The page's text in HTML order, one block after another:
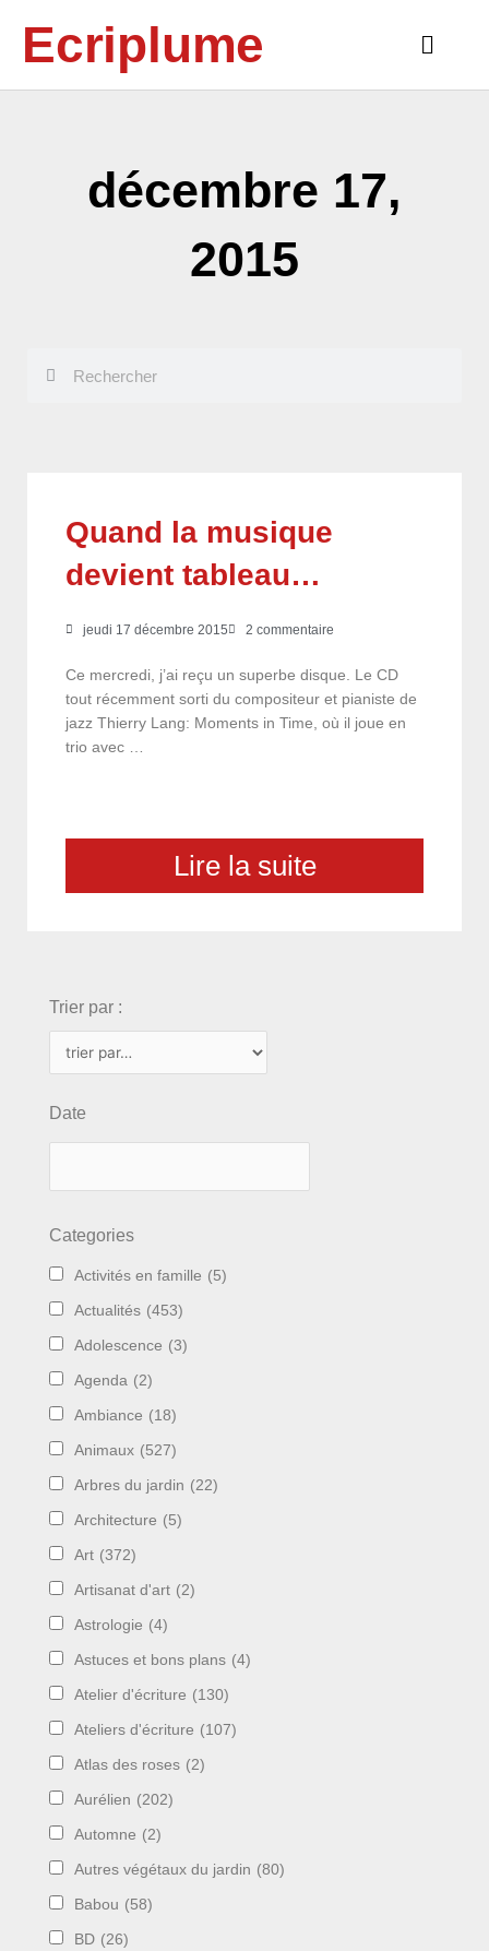
contenuEcriplume
Main
décembre 17,
2015
Quand la musique
devient tableau…
jeudi 17 décembre 2015 2 commentaire
Ce mercredi, j’ai reçu un superbe disque. Le CD
tout récemment sorti du compositeur et pianiste de
jazz Thierry Lang: Moments in Time, où il joue en
trio avec …
Lire la suite
Trier par :
Date
Categories
Activités en famille (5)
Actualités (453)
Adolescence (3)
Agenda (2)
Ambiance (18)
Animaux (527)
Arbres du jardin (22)
Architecture (5)
Art (372)
Artisanat d'art (2)
Astrologie (4)
Astuces et bons plans (4)
Atelier d'écriture (130)
Ateliers d'écriture (107)
Atlas des roses (2)
Aurélien (202)
Automne (2)
Autres végétaux du jardin (80)
Babou (58)
BD (26)